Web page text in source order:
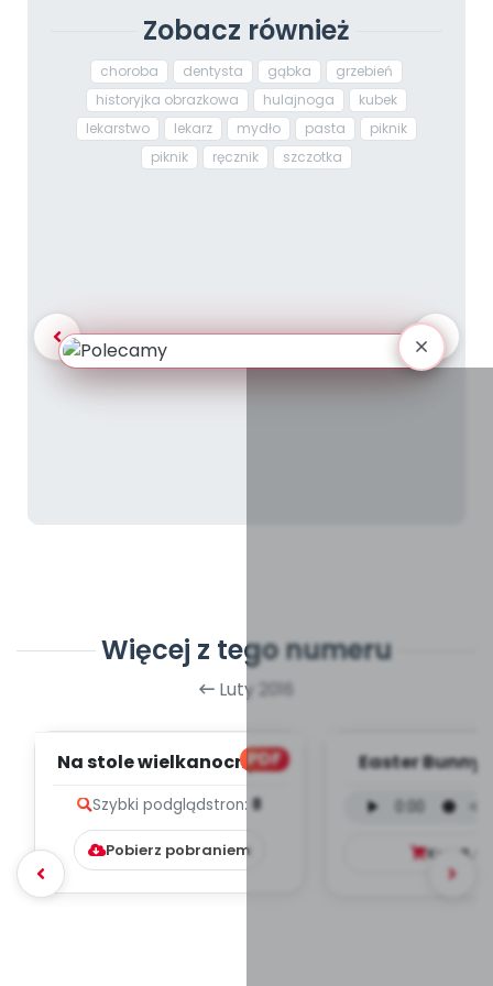
Zobacz również
choroba dentysta gąbka
grzebień
historyjka obrazkowa
hulajnoga
kubek
lekarstwo
lekarz mydło pasta
piknik
piknik
ręcznik szczotka
Więcej z tego numeru
Luty 2016
PDF
Na stole wielkanocnym,
Szybki podglądstron: 8
Pobierz pobraniem
Easter Bunny
Kup 9.99